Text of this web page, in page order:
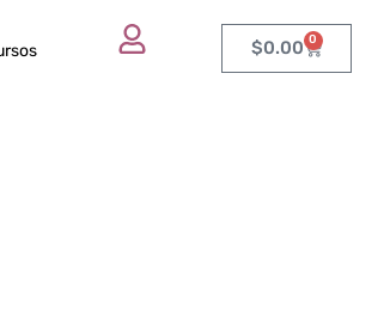
$0.00 0